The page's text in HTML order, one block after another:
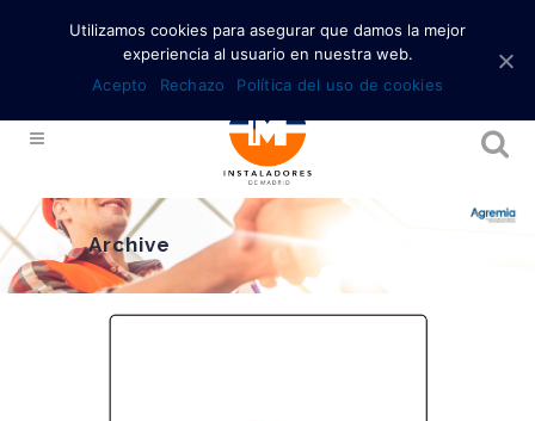
Archive
Utilizamos cookies para asegurar que damos la mejor
experiencia al usuario en nuestra web.
Acepto
Rechazo Política del uso de cookies